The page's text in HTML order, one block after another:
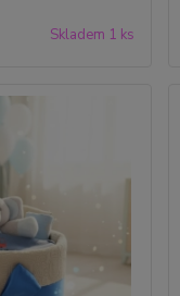
Skladem 1 ks